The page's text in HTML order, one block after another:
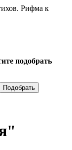
Рифма к
подобрать
Подобрать